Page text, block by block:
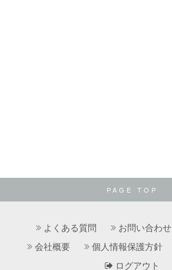
PAGE TOP
よくある質問 お問い合わせ
会社概要
個人情報保護方針
ログアウト